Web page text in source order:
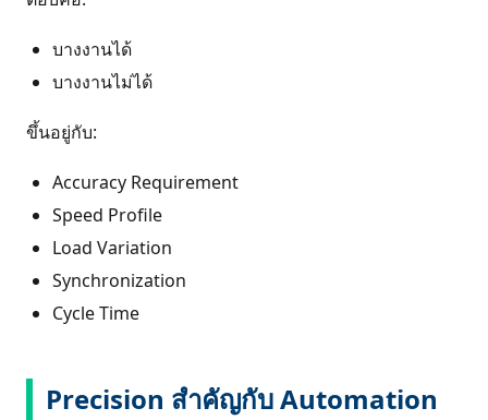
บางงานได้
บางงานไม่ได้
ขึ้นอยู่กับ:
Accuracy Requirement
Speed Profile
Load Variation
Synchronization
Cycle Time
Precision สำคัญกับ Automation